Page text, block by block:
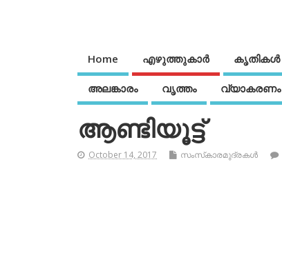
Home എഴുത്തുകാര്‍ കൃതികൾ
അലങ്കാരം വൃത്തം വ്യാകരണം
ആണ്ടിയൂട്ട്‌
October 14, 2017 സംസ്‌കാരമുദ്രകള്‍